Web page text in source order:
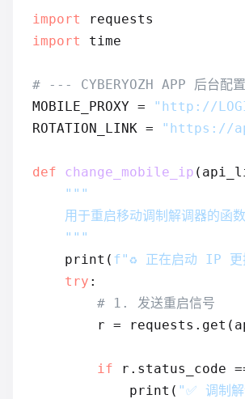
import
import
time
# --- CYBERYOZH APP 后台配
MOBILE_PROXY =
"http://
ROTATION_LINK =
"https://
def change_mobile_ip (
"""
用于重启移动调制解调器的函数
"""
print( f"♻️ 正在启动 IP
try :
# 1. 发送重启信号
r =
if r.status_code
print( "✅ 调制